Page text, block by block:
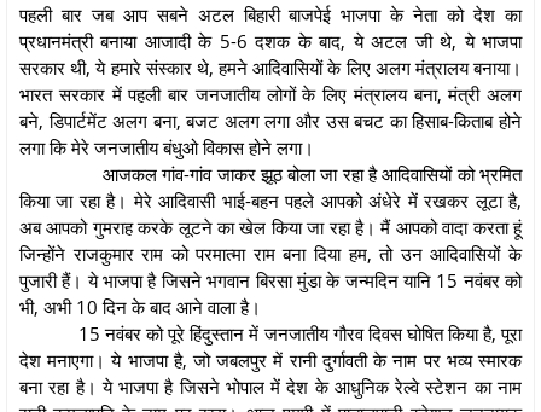
पहली बार जब आप सबने अटल बिहारी बाजपेई भाजपा के नेता को देश का
प्रधानमंत्री बनाया आजादी के 5-6 दशक के बाद, ये अटल जी थे, ये भाजपा
सरकार थी, ये हमारे संस्कार थे, हमने आदिवासियों के लिए अलग मंत्रालय बनाया।
भारत सरकार में पहली बार जनजातीय लोगों के लिए मंत्रालय बना, मंत्री अलग
बने, डिपार्टमेंट अलग बना, बजट अलग लगा और उस बचट का हिसाब-किताब होने
लगा कि मेरे जनजातीय बंधुओ विकास होने लगा।
आजकल गांव-गांव जाकर झूठ बोला जा रहा है आदिवासियों को भ्रमित
किया जा रहा है। मेरे आदिवासी भाई-बहन पहले आपको अंधेरे में रखकर लूटा है,
अब आपको गुमराह करके लूटने का खेल किया जा रहा है। मैं आपको वादा करता हूं
जिन्होंने राजकुमार राम को परमात्मा राम बना दिया हम, तो उन आदिवासियों के
पुजारी हैं। ये भाजपा है जिसने भगवान बिरसा मुंडा के जन्मदिन यानि 15 नवंबर को
भी, अभी 10 दिन के बाद आने वाला है।
15 नवंबर को पूरे हिंदुस्तान में जनजातीय गौरव दिवस घोषित किया है, पूरा
देश मनाएगा। ये भाजपा है, जो जबलपुर में रानी दुर्गावती के नाम पर भव्य स्मारक
बना रहा है। ये भाजपा है जिसने भोपाल में देश के आधुनिक रेल्वे स्टेशन का नाम